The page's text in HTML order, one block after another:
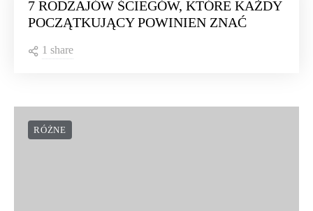
7 RODZAJÓW ŚCIEGÓW, KTÓRE KAŻDY
POCZĄTKUJĄCY POWINIEN ZNAĆ
1 share
RÓŻNE